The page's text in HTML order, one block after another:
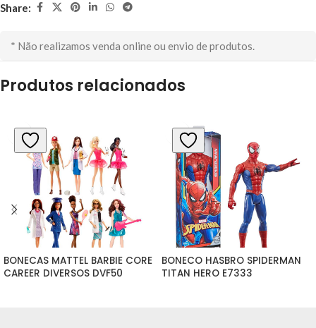
Share:
* Não realizamos venda online ou envio de produtos.
Produtos relacionados
BONECAS MATTEL BARBIE CORE
CAREER DIVERSOS DVF50
BONECO HASBRO SPIDERMAN
TITAN HERO E7333